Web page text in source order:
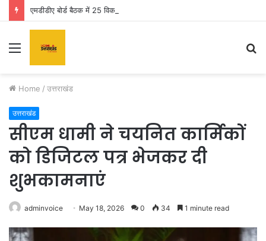
Menu
Home / उत्तराखंड
उत्तराखंड
सीएम धामी ने चयनित कार्मिकों
को डिजिटल पत्र भेजकर दी
शुभकामनाएं
adminvoice May 18, 2026 0 34 1 minute read